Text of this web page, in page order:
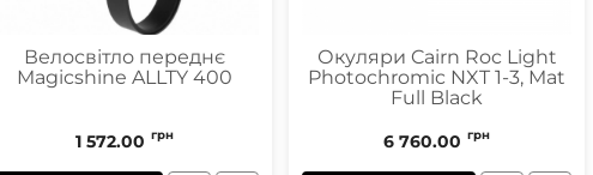
Велосвітло переднє
Magicshine ALLTY 400
1 572.00 грн
Окуляри Cairn Roc Light
Photochromic NXT 1-3, Mat
Full Black
6 760.00 грн